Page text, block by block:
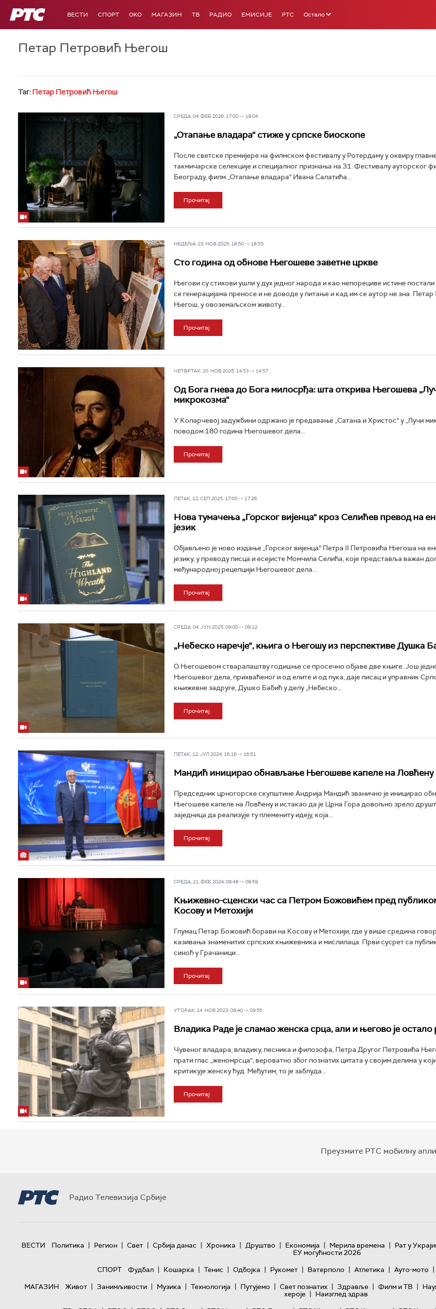
РТС ВЕСТИ СПОРТ OKO МАГАЗИН ТВ РАДИО ЕМИСИЈЕ РТС Остало
Петар Петровић Његош
Таг: Петар Петровић Његош
СРЕДА, 04. ФЕБ 2026, 17:00 -> 18:04
„Отапање владара“ стиже у српске биоскопе
После светске премијере на филмском фестивалу у Ротердаму у оквиру
такмичарске селекције и специјалног признања на 31. Фестивалу ауторског
Београду, филм „Отапање владара“ Ивана Салатића...
Прочитај
НЕДЕЉА, 23. НОВ 2025, 18:50 -> 18:53
Сто година од обнове Његошеве заветне цркве
Његови су стихови ушли у дух једног народа и као непорециве истине постали
се генерацијама преносе и не доводе у питање и кад им се аутор не зна.
Његош, у овоземаљском животу...
Прочитај
ЧЕТВРТАК, 20. НОВ 2025, 14:53 -> 14:57
Од Бога гнева до Бога милосрђа: шта открива Његошева
микрокозма“
У Коларчевој задужбини одржано је предавање „Сатана и Христос“ у „Лучи
поводом 180 година Његошевог дела...
Прочитај
ПЕТАК, 12. СЕП 2025, 17:00 -> 17:26
Нова тумачења „Горског вијенца“ кроз Селићев превод на
језик
Објављено је ново издање „Горског вијенца“ Петра II Петровића Његоша на
језику, у преводу писца и есејисте Момчила Селића, које представља важан
међународној рецепцији Његошевог дела...
Прочитај
СРЕДА, 04. ЈУН 2025, 09:00 -> 09:12
„Небеско наречје“, књига о Његошу из перспективе Душка
О Његошевом стваралаштву годишње се просечно објаве две књиге. Још
Његошевог дела, прихваћеног и од елите и од пука, даје писац и управник
књижевне задруге, Душко Бабић у делу „Небеско...
Прочитај
ПЕТАК, 12. ЈУЛ 2024, 16:16 -> 16:51
Мандић иницирао обнављање Његошеве капеле на Ловћену
Председник црногорске скупштине Андрија Мандић званично је иницирао
Његошеве капеле на Ловћену и истакао да је Црна Гора довољно зрело
заједница да реализује ту племениту идеју, која...
Прочитај
СРЕДА, 21. ФЕБ 2024, 08:48 -> 08:59
Књижевно-сценски час са Петром Божовићем пред
Косову и Метохији
Глумац Петар Божовић борави на Косову и Метохији, где у више средина
казивања знаменитих српских књижевника и мислилаца. Први сусрет са
синоћ у Грачаници...
Прочитај
УТОРАК, 14. НОВ 2023, 09:40 -> 09:55
Владика Раде је сламао женска срца, али и његово је
Чувеног владара, владику, песника и филозофа, Петра Другог Петровића
прати глас „женомрсца“, вероватно због познатих цитата у својим делима у
критикује женску ћуд. Међутим, то је заблуда...
Прочитај
Преузмите РТС мобилну
Радио Телевизија Србије
ВЕСТИ Политика | Регион | Свет | Србија данас | Хроника | Друштво | Економија | Мерила времена | Рат у
ЕУ могућности 2026
СПОРТ
Фудбал | Кошарка | Тенис | Одбојка | Рукомет | Ватерполо | Атлетика | Ауто-мото |
МАГАЗИН
Живот | Занимљивости | Музика | Технологијa | Путујемо | Свет познатих | Здравље | Филм и ТВ |
хероје | Наизглед здрав